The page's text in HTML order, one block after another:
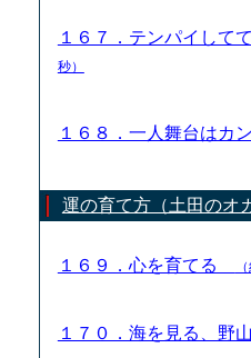
１６７．テンパイして
秒）
１６８．一人舞台はカ
運の育て方（土田のオ
１６９．心を育てる
１７０．海を見る、野